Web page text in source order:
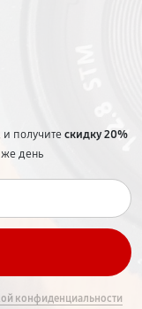
получитескидку 20%
же день
конфиденциальности